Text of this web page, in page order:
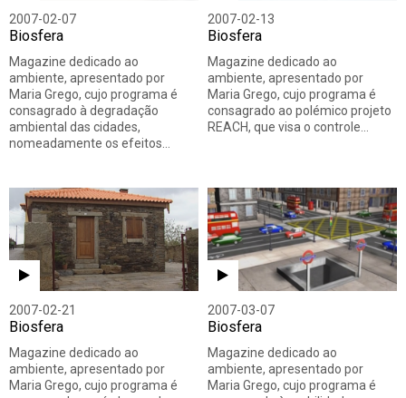
2007-02-07
Biosfera
Magazine dedicado ao
ambiente, apresentado por
Maria Grego, cujo programa é
consagrado à degradação
ambiental das cidades,
nomeadamente os efeitos…
2007-02-13
Biosfera
Magazine dedicado ao
ambiente, apresentado por
Maria Grego, cujo programa é
consagrado ao polémico projeto
REACH, que visa o controle…
2007-02-21
Biosfera
Magazine dedicado ao
ambiente, apresentado por
Maria Grego, cujo programa é
2007-03-07
Biosfera
Magazine dedicado ao
ambiente, apresentado por
Maria Grego, cujo programa é